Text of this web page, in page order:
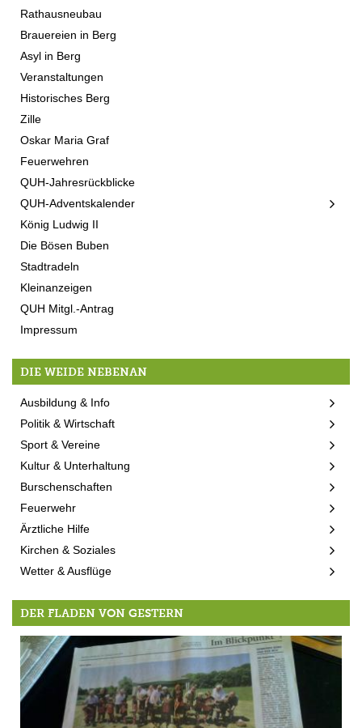
Rathausneubau
Brauereien in Berg
Asyl in Berg
Veranstaltungen
Historisches Berg
Zille
Oskar Maria Graf
Feuerwehren
QUH-Jahresrückblicke
QUH-Adventskalender
König Ludwig II
Die Bösen Buben
Stadtradeln
Kleinanzeigen
QUH Mitgl.-Antrag
Impressum
DIE WEIDE NEBENAN
Ausbildung & Info
Politik & Wirtschaft
Sport & Vereine
Kultur & Unterhaltung
Burschenschaften
Feuerwehr
Ärztliche Hilfe
Kirchen & Soziales
Wetter & Ausflüge
DER FLADEN VON GESTERN